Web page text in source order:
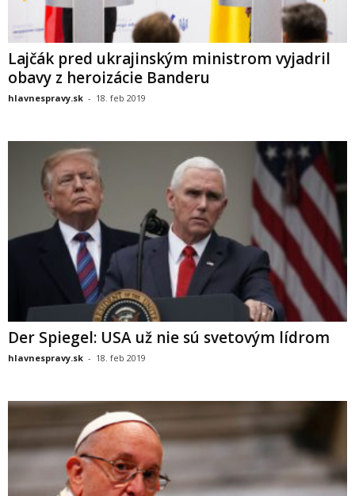
Lajčák pred ukrajinským ministrom vyjadril
obavy z heroizácie Banderu
hlavnespravy.sk - 18. feb 2019
Der Spiegel: USA už nie sú svetovým lídrom
hlavnespravy.sk - 18. feb 2019